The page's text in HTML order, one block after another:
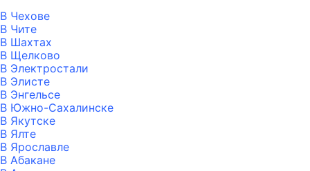
В Чехове
В Чите
В Шахтах
В Щелково
В Электростали
В Элисте
В Энгельсе
В Южно-Сахалинске
В Якутске
В Ялте
В Ярославле
В Абакане